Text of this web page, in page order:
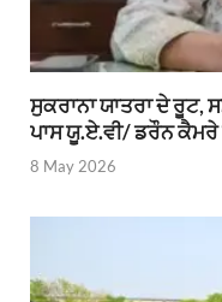
ਸੁਕਰਾਨਾ ਯਾਤਰਾ ਦੇ
ਪਾਸ ਯੂ.ਏ.ਵੀ/ ਡਰੌਨ ਕੈਮਰੇ
8 May 2026